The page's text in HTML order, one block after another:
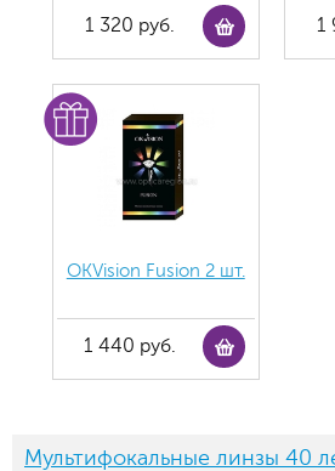
1 320 руб. 1
OKVision Fusion 2 шт.
1 440 руб.
Мультифокальные линзы 40